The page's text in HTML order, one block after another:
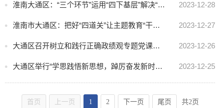
淮南大通区：“三个环节”运用“四下基层”解决“急难愁盼” 2023-12-28
淮南市大通区：把好“四道关”让主题教育“干货满满” 2023-12-27
大通区召开树立和践行正确政绩观专题党课报告会 2023-12-26
大通区举行“学思践悟新思想，踔厉奋发新时代”微党课大赛 2023-12-25
首页 上一页 1 2 下一页 尾页 共2页